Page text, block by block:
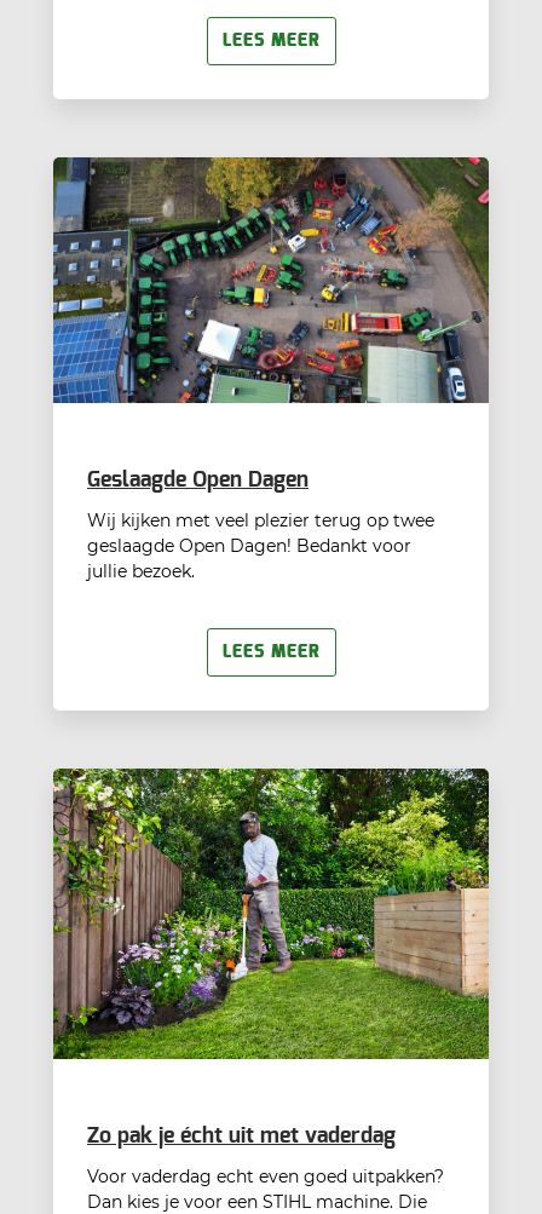
LEES MEER
Geslaagde Open Dagen
Wij kijken met veel plezier terug op twee
geslaagde Open Dagen! Bedankt voor
jullie bezoek.
LEES MEER
Zo pak je écht uit met vaderdag
Voor vaderdag echt even goed uitpakken?
Dan kies je voor een STIHL machine. Die